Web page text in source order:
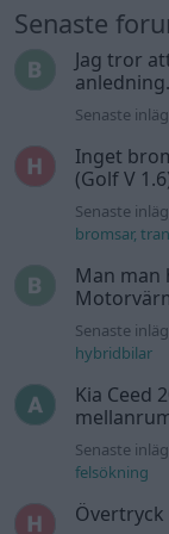
Senaste
Jag tror
anledning.
Senaste
Inget
(Golf V
Senaste
bromsar,
Man man
Senaste
hybridbilar
Kia Ceed
Senaste
felsökning
Övertryck